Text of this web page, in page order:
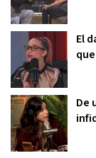
El
De